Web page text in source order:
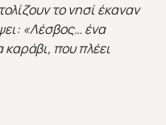
το νησί έκαναν
«Λέσβος… ένα
που πλέει